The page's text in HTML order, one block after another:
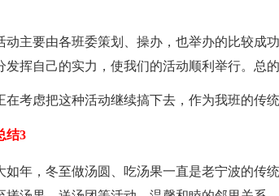
动主要由各班委策划、操办，也举办的比较成
发挥自己的实力，使我们的活动顺利举行。总
在考虑把这种活动继续搞下去，作为我班的传
结3
如年，冬至做汤圆、吃汤果一直是老宁波的传